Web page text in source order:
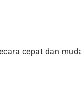
cepat dan